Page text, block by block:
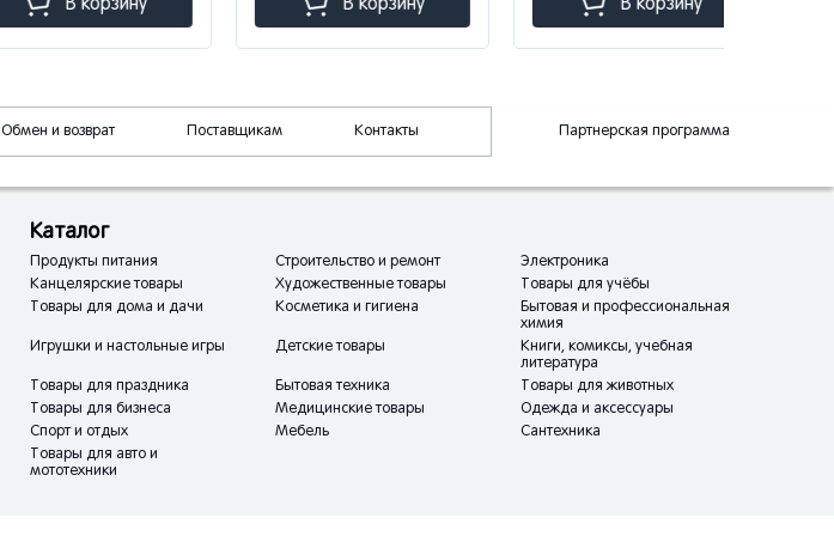
В корзину В корзину В корзину
Обмен и возврат Поставщикам Контакты Партнерская программа
Каталог
Продукты питания Строительство и ремонт
Электроника
Канцелярские товары
Художественные товары
Товары для учёбы
Товары для дома и дачи
Косметика и гигиена
Бытовая и профессиональная
химия
Игрушки и настольные игры
Детские товары
Книги, комиксы, учебная
литература
Товары для праздника
Бытовая техника
Товары для животных
Товары для бизнеса
Медицинские товары
Одежда и аксессуары
Спорт и отдых
Мебель
Сантехника
Товары для авто и
мототехники